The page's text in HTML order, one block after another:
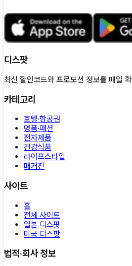
디스팟
최신 할인코드와 프로모션 정보를 매일
카테고리
호텔·항공권
명품·패션
전자제품
건강식품
라이프스타일
매거진
사이트
홈
전체 사이트
일본 디스팟
미국 디스팟
법적·회사 정보